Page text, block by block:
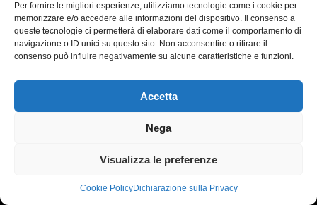
Per fornire le migliori esperienze, utilizziamo tecnologie come i cookie per
memorizzare e/o accedere alle informazioni del dispositivo. Il consenso a
queste tecnologie ci permetterà di elaborare dati come il comportamento di
navigazione o ID unici su questo sito. Non acconsentire o ritirare il
consenso può influire negativamente su alcune caratteristiche e funzioni.
Accetta
Nega
Visualizza le preferenze
Cookie PolicyDichiarazione sulla Privacy
e banconote dei diversi tagli, ci ha evitato la
necessità di eseguire sia pur elementari calcoli
matematici e il “fastidio” del cambio di valuta. Grazie
quando e quali acquisti ha effettuato una persona (o
meglio, la sua carta bancaria), quali mercati e negozi
preferisce: insomma, tracciare spese, gusti e
permettono anche di valutare, nel bene e nel male, la
popolarità di un negozio tra gli utenti stranieri e di
scoprire i paesi di provenienza dei clienti. È l’era della